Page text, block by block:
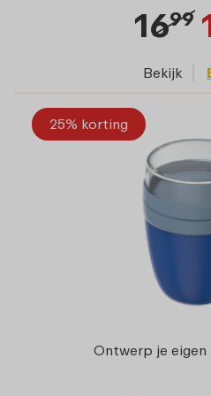
1699
Bekijk
25% korting
Ontwerp je